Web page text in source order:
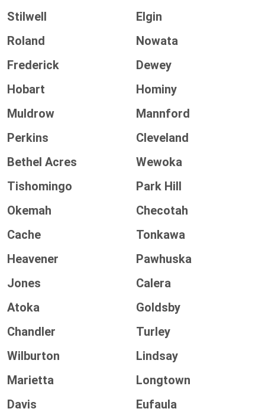
Stilwell
Elgin
Roland
Nowata
Frederick
Dewey
Hobart
Hominy
Muldrow
Mannford
Perkins
Cleveland
Bethel Acres
Wewoka
Tishomingo
Park Hill
Okemah
Checotah
Cache
Tonkawa
Heavener
Pawhuska
Jones
Calera
Atoka
Goldsby
Chandler
Turley
Wilburton
Lindsay
Marietta
Longtown
Davis
Eufaula